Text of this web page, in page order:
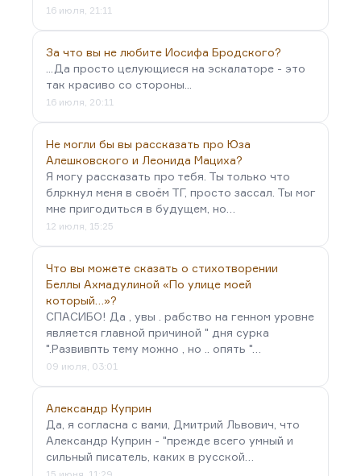
16 июля, 21:11
За что вы не любите Иосифа Бродского?
...Да просто целующиеся на эскалаторе - это
так красиво со стороны...
16 июля, 20:11
Не могли бы вы рассказать про Юза
Алешковского и Леонида Мациха?
Я могу рассказать про тебя. Ты только что
блркнул меня в своём ТГ, просто зассал. Ты мог
мне пригодиться в будущем, но…
12 июля, 15:25
Что вы можете сказать о стихотворении
Беллы Ахмадулиной «По улице моей
который…»?
СПАСИБО! Да , увы . рабство на генном уровне
является главной причиной " дня сурка
".Развивпть тему можно , но .. опять "…
09 июля, 03:01
Александр Куприн
Да, я согласна с вами, Дмитрий Львович, что
Александр Куприн - "прежде всего умный и
сильный писатель, каких в русской…